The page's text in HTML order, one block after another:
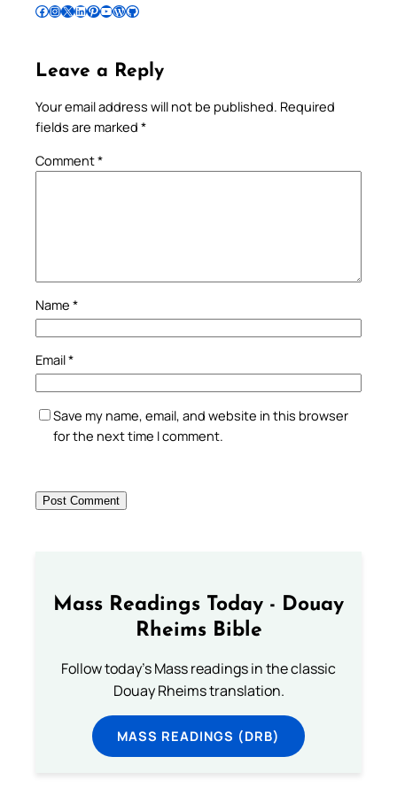
Follow Pradeep on Facebook Follow Pradeep on InstagramFollow Pradeep on X Follow Pradeep on LinkedIn Follow Pradeep on Pinterest Subscribe to Pradeep’s Youtube Channel Follow Pradeep on WordPress Follow Pradeep on GitHub
Leave a Reply
Your email address will not be published. Required
fields are marked *
Comment*
Name *
Email*
Save my name, email, and website in this browser
for the next time I comment.
Mass Readings Today - Douay
Rheims Bible
Follow today's Mass readings in the classic
Douay Rheims translation.
MASS READINGS (DRB)